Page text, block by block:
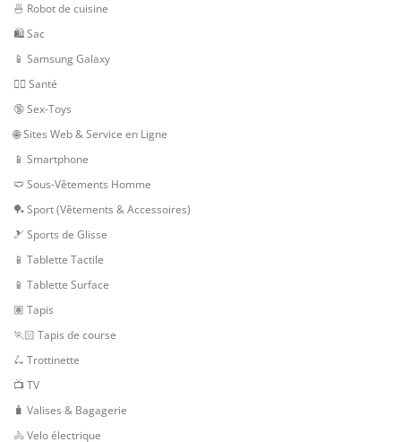
🍜 Robot de cuisine
🛍 Sac
📱 Samsung Galaxy
👨‍⚕️ Santé
🔞 Sex-Toys
🌐 Sites Web & Service en Ligne
📱 Smartphone
🩲 Sous-Vêtements Homme
🏓 Sport (Vêtements & Accessoires)
🎿 Sports de Glisse
📱 Tablette Tactile
📱 Tablette Surface
🏽 Tapis
🏃🏻 Tapis de course
🛴 Trottinette
📺 TV
🧳 Valises & Bagagerie
🚴 Velo électrique